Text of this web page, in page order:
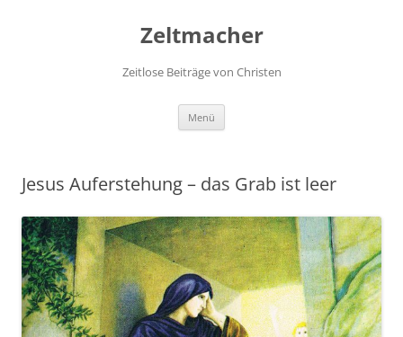
Zeltmacher
Zeitlose Beiträge von Christen
Menü
Jesus Auferstehung – das Grab ist leer